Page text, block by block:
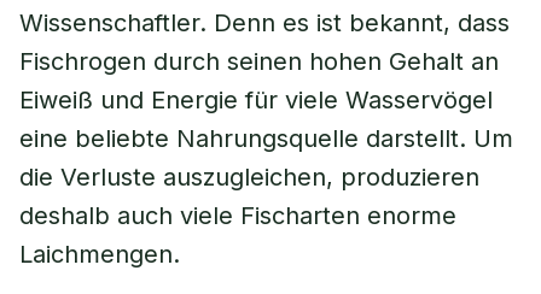
Wissenschaftler. Denn es ist bekannt, dass
Fischrogen durch seinen hohen Gehalt an
Eiweiß und Energie für viele Wasservögel
eine beliebte Nahrungsquelle darstellt. Um
die Verluste auszugleichen, produzieren
deshalb auch viele Fischarten enorme
Laichmengen.